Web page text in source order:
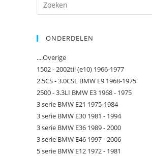
ONDERDELEN
....Overige
1502 - 2002tii (e10) 1966-1977
2.5CS - 3.0CSL BMW E9 1968-1975
2500 - 3.3LI BMW E3 1968 - 1975
3 serie BMW E21 1975-1984
3 serie BMW E30 1981 - 1994
3 serie BMW E36 1989 - 2000
3 serie BMW E46 1997 - 2006
5 serie BMW E12 1972 - 1981